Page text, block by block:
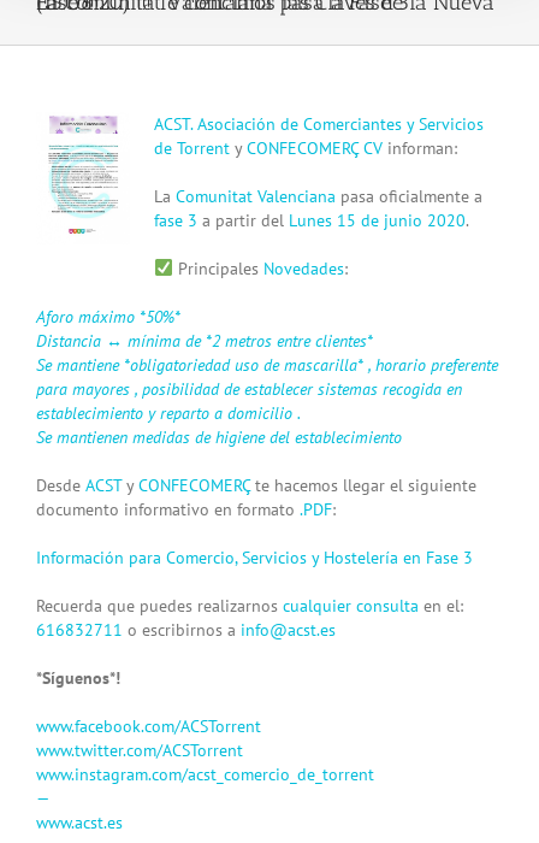
View
Larger
Image
ACST. Asociación de Comerciantes y Servicios
de TorrentyCONFECOMERÇ CVinforman:
La Comunitat Valenciana pasa oficialmente a
fase 3️ a partir del Lunes 15 de junio 2020.
Principales Novedades:
Aforo máximo *50%*
Distancia ↔️ mínima de *2 metros entre clientes*
Se mantiene *obligatoriedad uso de mascarilla* , horario preferente
para mayores , posibilidad de establecer sistemas recogida en
establecimiento y reparto a domicilio .
Se mantienen medidas de higiene del establecimiento
Desde ACSTyCONFECOMERÇte hacemos llegar el siguiente
documento informativo en formato .PDF:
Información para Comercio, Servicios y Hostelería en Fase 3
Recuerda que puedes realizarnos cualquier consulta en el:
616832711 o escribirnos a info@acst.es
*Síguenos*!
www.facebook.com/ACSTorrent
www.twitter.com/ACSTorrent
www.instagram.com/acst_comercio_de_torrent
—
www.acst.es